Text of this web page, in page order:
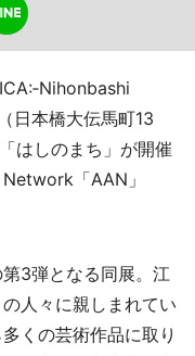
日本橋大伝馬町13
はしのまち」が開催
「AAN」
3弾となる同展。江
人々に親しまれてい
くの芸術作品に取り